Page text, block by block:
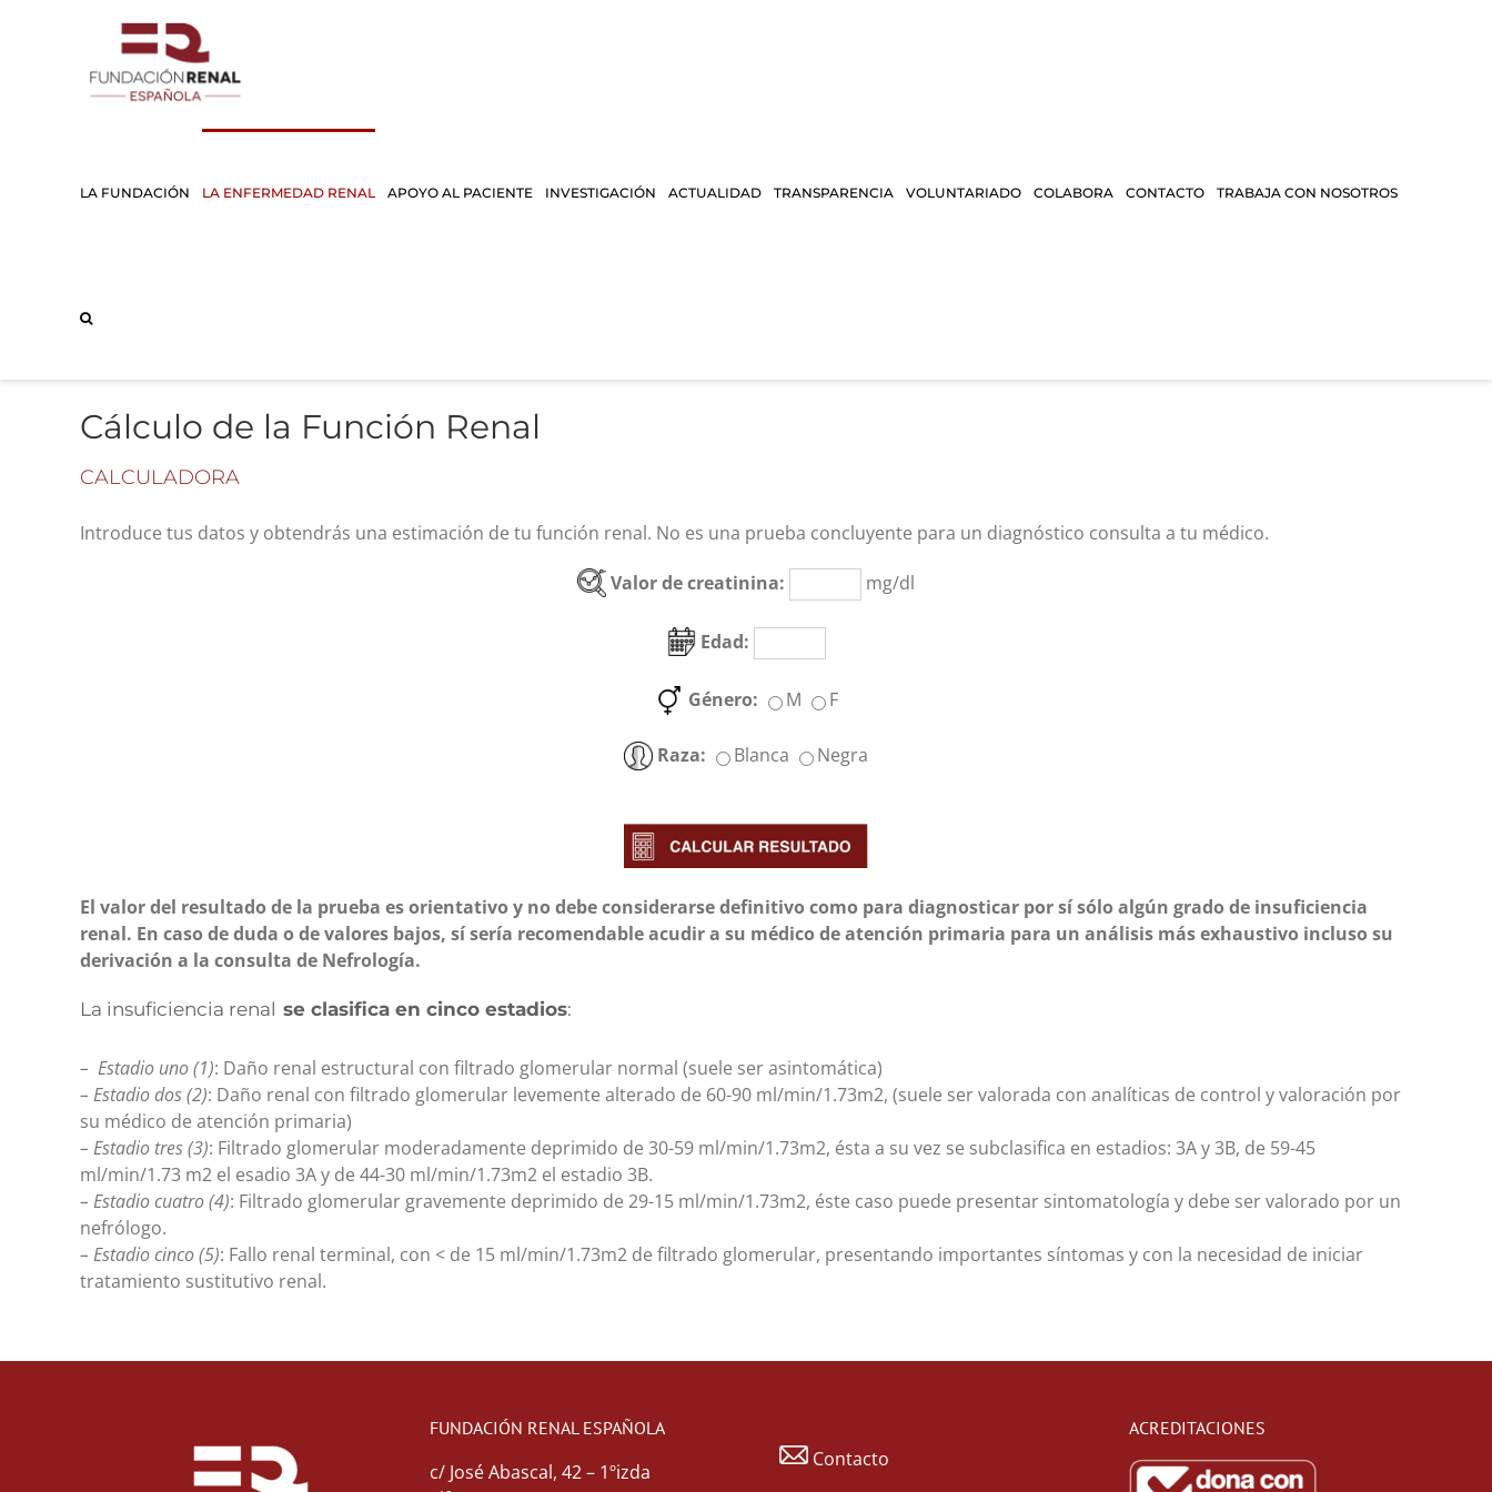
LA FUNDACIÓN LA ENFERMEDAD RENAL APOYO AL PACIENTE INVESTIGACIÓN ACTUALIDAD TRANSPARENCIA VOLUNTARIADO COLABORA CONTACTO TRABAJA CON NOSOTROS
Cálculo de la Función Renal
CALCULADORA
Introduce tus datos y obtendrás una estimación de tu función renal. No es una prueba concluyente para un diagnóstico consulta a tu médico.
Valor de creatinina: mg/dl
Edad:
Género: M F
Raza: Blanca Negra
El valor del resultado de la prueba es orientativo y no debe considerarse definitivo como para diagnosticar por sí sólo algún grado de insuficiencia
renal. En caso de duda o de valores bajos, sí sería recomendable acudir a su médico de atención primaria para un análisis más exhaustivo incluso su
derivación a la consulta de Nefrología.
La insuficiencia renal se clasifica en cinco estadios:
– Estadio uno (1): Daño renal estructural con filtrado glomerular normal (suele ser asintomática)
– Estadio dos (2): Daño renal con filtrado glomerular levemente alterado de 60-90 ml/min/1.73m2, (suele ser valorada con analíticas de control y valoración por
su médico de atención primaria)
– Estadio tres (3): Filtrado glomerular moderadamente deprimido de 30-59 ml/min/1.73m2, ésta a su vez se subclasifica en estadios: 3A y 3B, de 59-45
ml/min/1.73 m2 el esadio 3A y de 44-30 ml/min/1.73m2 el estadio 3B.
– Estadio cuatro (4): Filtrado glomerular gravemente deprimido de 29-15 ml/min/1.73m2, éste caso puede presentar sintomatología y debe ser valorado por un
nefrólogo.
– Estadio cinco (5): Fallo renal terminal, con < de 15 ml/min/1.73m2 de filtrado glomerular, presentando importantes síntomas y con la necesidad de iniciar
tratamiento sustitutivo renal.
FUNDACIÓN RENAL ESPAÑOLA
c/ José Abascal, 42 – 1ºizda
Contacto
ACREDITACIONES